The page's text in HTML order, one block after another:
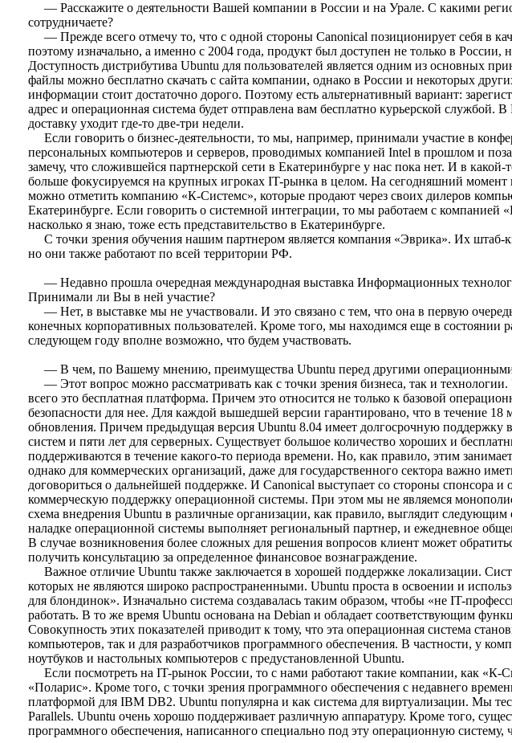
— Расскажите о деятельности Вашей компании в России и на Урале. С какими
сотрудничаете?
— Прежде всего отмечу то, что с одной стороны Canonical позиционирует себя в
поэтому изначально, а именно с 2004 года, продукт был доступен не только в России,
Доступность дистрибутива Ubuntu для пользователей является одним из основных
файлы можно бесплатно скачать с сайта компании, однако в России и некоторых
информации стоит достаточно дорого. Поэтому есть альтернативный вариант:
адрес и операционная система будет отправлена вам бесплатно курьерской службой.
доставку уходит где-то две-три недели.
Если говорить о бизнес-деятельности, то мы, например, принимали участие в
персональных компьютеров и серверов, проводимых компанией Intel в прошлом и
замечу, что сложившейся партнерской сети в Екатеринбурге у нас пока нет. И в какой-
больше фокусируемся на крупных игроках IT-рынка в целом. На сегодняшний момент
можно отметить компанию «К-Системс», которые продают через своих дилеров
Екатеринбурге. Если говорить о системной интеграции, то мы работаем с компанией
насколько я знаю, тоже есть представительство в Екатеринбурге.
С точки зрения обучения нашим партнером является компания «Эврика». Их штаб-
но они также работают по всей территории РФ.
— Недавно прошла очередная международная выставка Информационных
Принимали ли Вы в ней участие?
— Нет, в выставке мы не участвовали. И это связано с тем, что она в первую
конечных корпоративных пользователей. Кроме того, мы находимся еще в состоянии
следующем году вполне возможно, что будем участвовать.
— В чем, по Вашему мнению, преимущества Ubuntu перед другими операционными
— Этот вопрос можно рассматривать как с точки зрения бизнеса, так и
всего это бесплатная платформа. Причем это относится не только к базовой
безопасности для нее. Для каждой вышедшей версии гарантировано, что в течение 18
обновления. Причем предыдущая версия Ubuntu 8.04 имеет долгосрочную поддержку
систем и пяти лет для серверных. Существует большое количество хороших и
поддерживаются в течение какого-то периода времени. Но, как правило, этим
однако для коммерческих организаций, даже для государственного сектора важно
договориться о дальнейшей поддержке. И Canonical выступает со стороны спонсора и
коммерческую поддержку операционной системы. При этом мы не являемся
схема внедрения Ubuntu в различные организации, как правило, выглядит следующим
наладке операционной системы выполняет региональный партнер, и ежедневное
В случае возникновения более сложных для решения вопросов клиент может
получить консультацию за определенное финансовое вознаграждение.
Важное отличие Ubuntu также заключается в хорошей поддержке локализации.
которых не являются широко распространенными. Ubuntu проста в освоении и
для блондинок». Изначально система создавалась таким образом, чтобы «не IT-
работать. В то же время Ubuntu основана на Debian и обладает соответствующим
Cовокупность этих показателей приводит к тому, что эта операционная система
компьютеров, так и для разработчиков программного обеспечения. В частности, у
ноутбуков и настольных компьютеров с предустановленной Ubuntu.
Если посмотреть на IT-рынок России, то с нами работают такие компании, как «К-
«Поларис». Кроме того, с точки зрения программного обеспечения с недавнего
платформой для IBM DB2. Ubuntu популярна и как система для виртуализации. Мы
Parallels. Ubuntu очень хорошо поддерживает различную аппаратуру. Кроме того,
программного обеспечения, написанного специально под эту операционную систему,